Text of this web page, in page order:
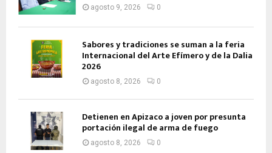
agosto 9, 2026 0
Sabores y tradiciones se suman a la feria
Internacional del Arte Efímero y de la Dalia
2026
agosto 8, 2026 0
Detienen en Apizaco a joven por presunta
portación ilegal de arma de fuego
agosto 8, 2026 0